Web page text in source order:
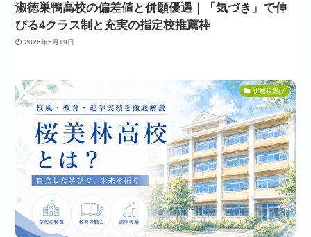
淑徳巣鴨高校の偏差値と併願優遇｜「気づき」で伸
びる4クラス制と充実の指定校推薦枠
2026年5月19日
併願校選び